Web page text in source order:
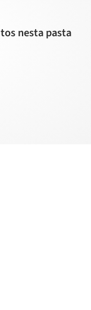
nesta pasta